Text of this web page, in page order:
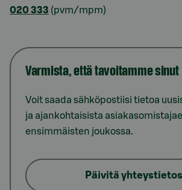
020 333 (pvm/mpm)
Varmista, että tavoitamme sinut
Voit saada sähköpostiisi tietoa
ja ajankohtaisista
ensimmäisten joukossa.
Päivitä